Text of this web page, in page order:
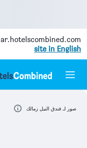
ar.hotelscombined.com
site in English
صور لـ فندق النيل زمالك